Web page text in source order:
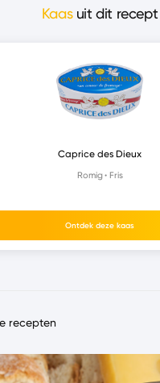
Kaasuit dit recept
Caprice des Dieux
Romig Fris
Ontdek deze kaas
recepten